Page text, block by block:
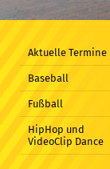
Aktuelle Termine
Baseball
Fußball
HipHop und
VideoClip Dance